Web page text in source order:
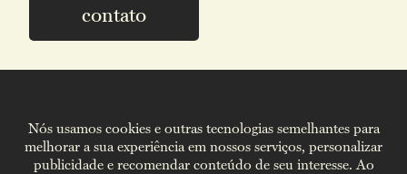
contato
Todos os direitos reservados.
Nós usamos cookies e outras tecnologias semelhantes para
melhorar a sua experiência em nossos serviços, personalizar
publicidade e recomendar conteúdo de seu interesse. Ao